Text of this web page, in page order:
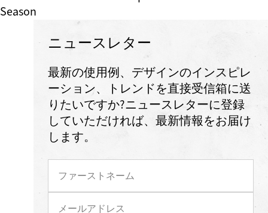
Season
ニュースレター
最新の使用例、デザインのインスピレ
ーション、トレンドを直接受信箱に送
りたいですか?ニュースレターに登録
していただければ、最新情報をお届け
します。